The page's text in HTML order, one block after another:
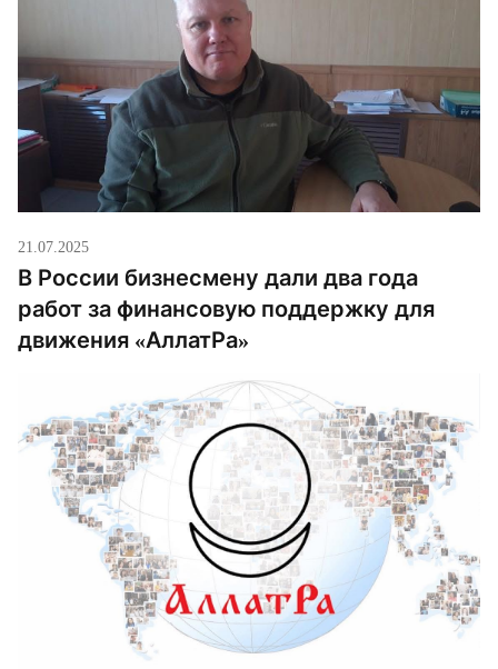
аналогичные переводы в 2023–2024 […]
21.07.2025
В России бизнесмену дали два года
работ за финансовую поддержку для
движения «АллатРа»